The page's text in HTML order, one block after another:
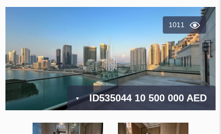
1011
ID53504410 500 000 AED